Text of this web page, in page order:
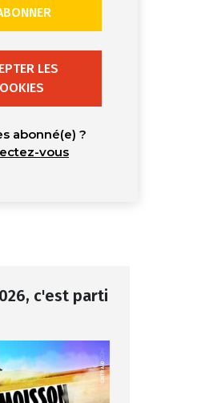
LES
abonné(e) ?
vous
c'est parti